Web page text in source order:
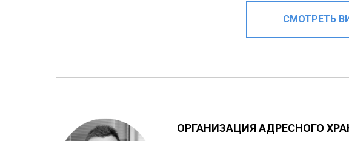
СМОТРЕТЬ
ОРГАНИЗАЦИЯ АДРЕСНОГО